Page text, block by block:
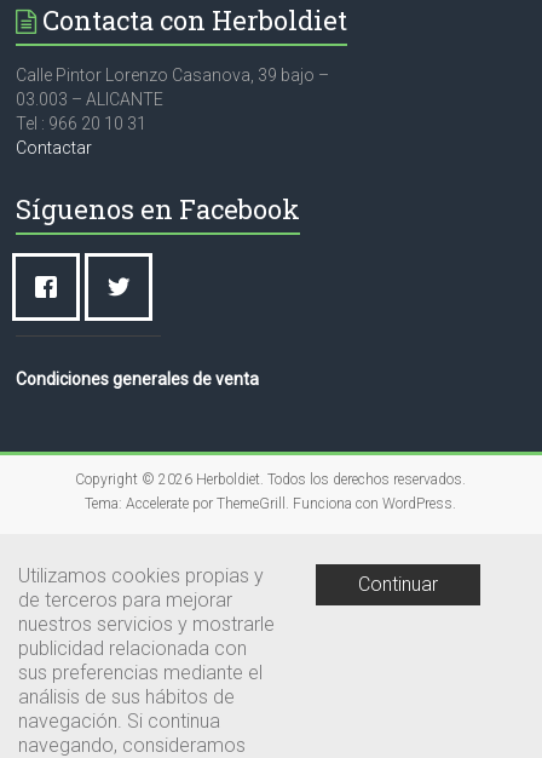
Contacta con Herboldiet
Calle Pintor Lorenzo Casanova, 39 bajo –
03.003 – ALICANTE
Tel : 966 20 10 31
Contactar
Síguenos en Facebook
Condiciones generales de venta
Copyright © 2026 Herboldiet . Todos los derechos reservados.
Tema:Accelerate por ThemeGrill. Funciona conWordPress
Utilizamos cookies propias y
de terceros para mejorar
nuestros servicios y mostrarle
publicidad relacionada con
sus preferencias mediante el
análisis de sus hábitos de
navegación. Si continua
navegando, consideramos
Continuar